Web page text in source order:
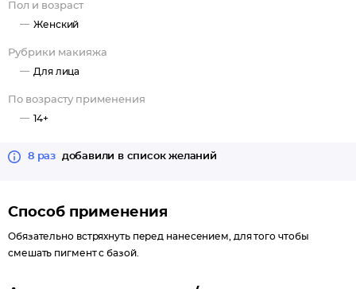
Пол и возраст
Женский
Рубрики макияжа
Для лица
По возрасту применения
14+
8 раз добавили в список желаний
Способ применения
Обязательно встряхнуть перед нанесением, для того чтобы
смешать пигмент с базой.